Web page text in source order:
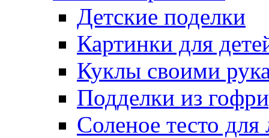
Детские поделки
Картинки для
Куклы своими
Подделки из
Соленое тесто для